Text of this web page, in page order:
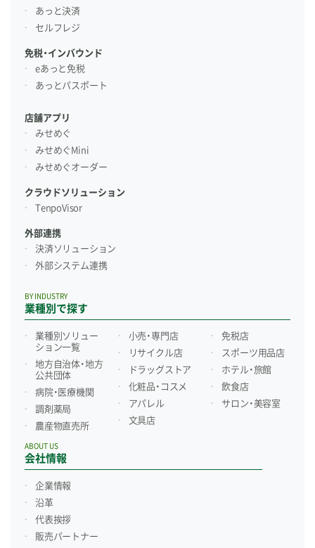
あっと決済
セルフレジ
免税・インバウンド
eあっと免税
あっとパスポート
店舗アプリ
みせめぐ
みせめぐMini
みせめぐオーダー
クラウドソリューション
TenpoVisor
外部連携
決済ソリューション
外部システム連携
業種別で探す
BY INDUSTRY
業種別ソリュー
ション一覧
地方自治体・地方
公共団体
病院・医療機関
調剤薬局
農産物直売所
小売・専門店
リサイクル店
ドラッグストア
化粧品・コスメ
アパレル
文具店
免税店
スポーツ用品店
ホテル・旅館
飲食店
サロン・美容室
会社情報
ABOUT US
企業情報
沿革
代表挨拶
販売パートナー